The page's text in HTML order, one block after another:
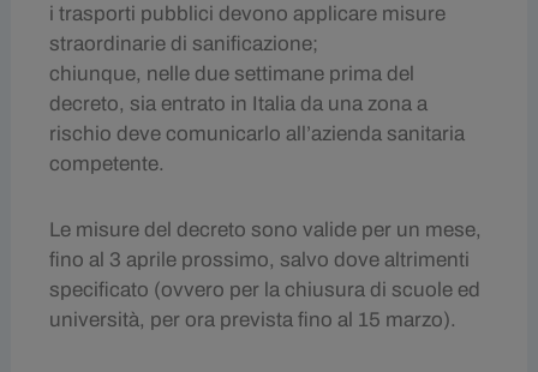
i trasporti pubblici devono applicare misure
straordinarie di sanificazione;
chiunque, nelle due settimane prima del
decreto, sia entrato in Italia da una zona a
rischio deve comunicarlo all’azienda sanitaria
competente.
Le misure del decreto sono valide per un mese,
fino al 3 aprile prossimo, salvo dove altrimenti
specificato (ovvero per la chiusura di scuole ed
università, per ora prevista fino al 15 marzo).